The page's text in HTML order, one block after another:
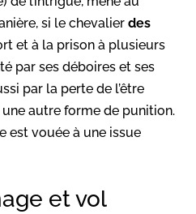
si le chevalier des
et à la prison à plusieurs
par ses déboires et ses
par la perte de l’être
autre forme de punition.
est vouée à une issue
et vol